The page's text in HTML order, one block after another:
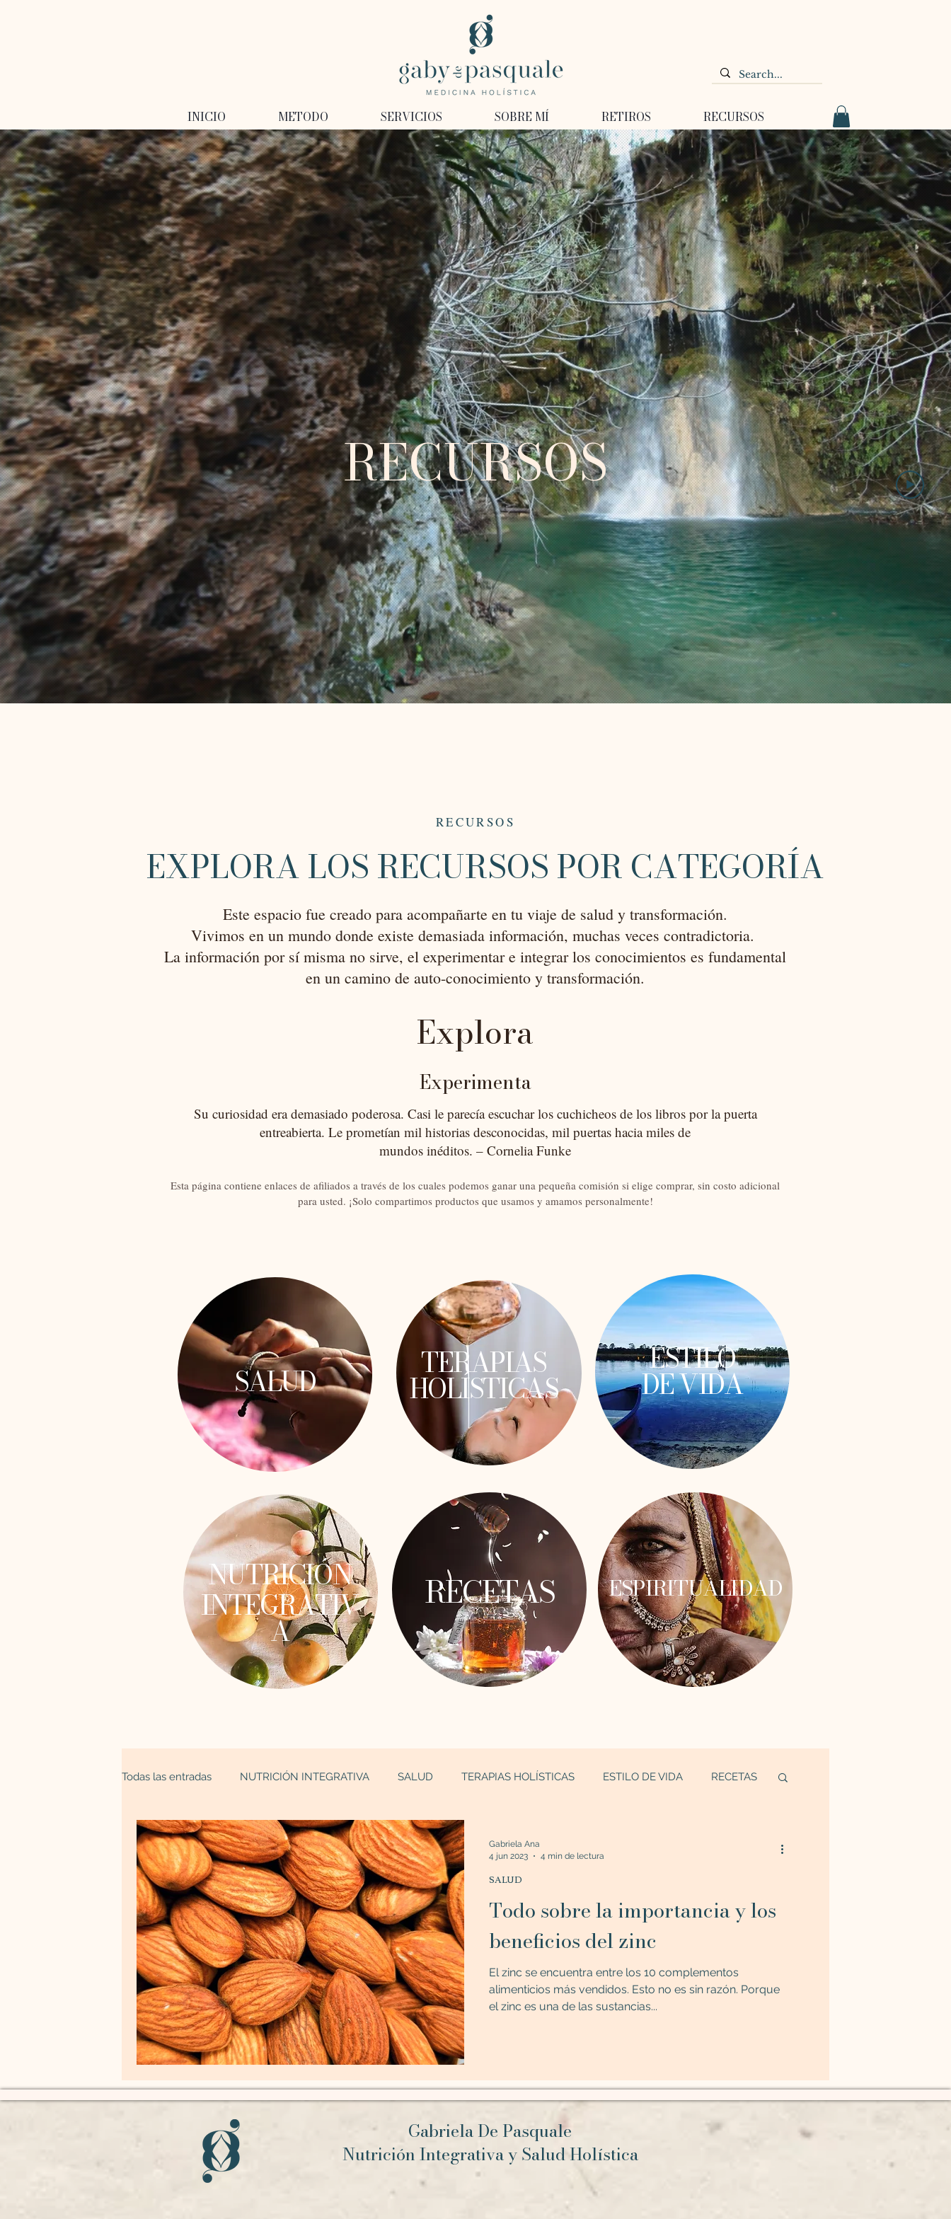
INICIO METODO SERVICIOS SOBRE MÍ RETIROS RECURSOS
RECURSOS
RECURSOS
EXPLORA LOS RECURSOS POR CATEGORÍA
Este espacio fue creado para acompañarte en tu viaje de salud y transformación.
Vivimos en un mundo donde existe demasiada información, muchas veces contradictoria.
La información por sí misma no sirve, el experimentar e integrar los conocimientos es fundamental
en un camino de auto-conocimiento y transformación.
Explora
Experimenta
Su curiosidad era demasiado poderosa. Casi le parecía escuchar los cuchicheos de los libros por la puerta
entreabierta. Le prometían mil historias desconocidas, mil puertas hacia miles de
mundos inéditos. – Cornelia Funke
Esta página contiene enlaces de afiliados a través de los cuales podemos ganar una pequeña comisión si elige comprar, sin costo adicional
para usted. ¡Solo compartimos productos que usamos y amamos personalmente!
SALUD TERAPIAS
HOLÍSTICAS
ESTILO
DE VIDA
NUTRICIÓN
INTEGRATIV
A
RECETAS ESPIRITUALIDAD
Todas las entradas NUTRICIÓN INTEGRATIVA SALUD TERAPIAS HOLÍSTICAS ESTILO DE VIDA RECETAS
ESPIRITUALIDAD Astrología
Todo sobre la importancia y los
beneficios del zinc
El zinc se encuentra entre los 10 complementos
alimenticios más vendidos. Esto no es sin razón. Porque
el zinc es una de las sustancias...
SALUD
Gabriela Ana
4 jun 2023
4 min de lectura
Gabriela De Pasquale
Nutrición Integrativa y Salud Holística